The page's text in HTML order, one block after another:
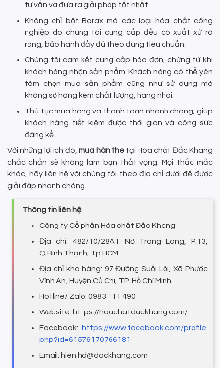
tư vấn và đưa ra giải pháp tốt nhất.
Không chỉ bột Borax mà các loại hóa chất công
nghiệp do chúng tôi cung cấp đều có xuất xứ rõ
ràng, bảo hành đầy đủ theo đúng tiêu chuẩn.
Chúng tôi cam kết cung cấp hóa đơn, chứng từ khi
khách hàng nhận sản phẩm. Khách hàng có thể yên
tâm chọn mua sản phẩm cũng như sử dụng mà
không sợ hàng kém chất lượng, hàng nhái.
Thủ tục mua hàng và thanh toán nhanh chóng, giúp
khách hàng tiết kiệm được thời gian và công sức
đáng kể.
Với những lợi ích đó,mua hàn thetại Hóa chất Đắc Khang
chắc chắn sẽ không làm bạn thất vọng. Mọi thắc mắc
khác, hãy liên hệ với chúng tôi theo địa chỉ dưới để được
giải đáp nhanh chóng.
Thông tin liên hệ:
Công ty Cổ phần Hóa chất Đắc Khang
Địa chỉ: 482/10/28A1 Nơ Trang Long, P.13,
Q.Bình Thạnh, Tp.HCM
Địa chỉ kho hàng: 97 Đường Suối Lội, Xã Phước
Vĩnh An, Huyện Củ Chi, TP. Hồ Chí Minh
Hotline/ Zalo: 0983 111 490
Website: https://hoachatdackhang.com/
Facebook:
https://www.facebook.com/profile.
php?id=61576170766181
Email: hien.hd@dackhang.com